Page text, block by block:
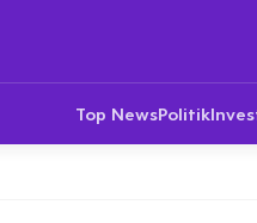
Top NewsPolitik